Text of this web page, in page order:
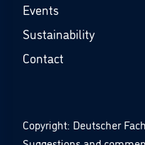
Events
Sustainability
Contact
Copyright: Deutscher